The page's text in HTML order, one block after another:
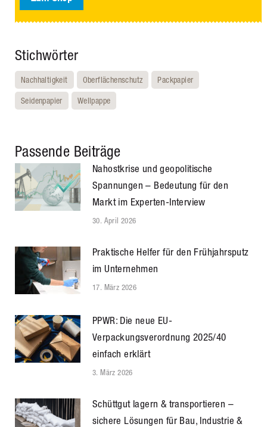
Stichwörter
Nachhaltigkeit Oberflächenschutz Packpapier
Seidenpapier Wellpappe
Passende Beiträge
Nahostkrise und geopolitische
Spannungen – Bedeutung für den
Markt im Experten-Interview
30. April 2026
Praktische Helfer für den Frühjahrsputz
im Unternehmen
17. März 2026
PPWR: Die neue EU-
Verpackungsverordnung 2025/40
einfach erklärt
3. März 2026
Schüttgut lagern & transportieren –
sichere Lösungen für Bau, Industrie &